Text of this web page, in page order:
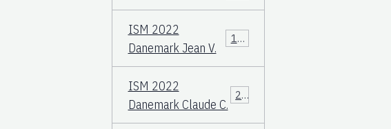
ISM 2022
Danemark Jean V.
106
ISM 2022
Danemark Claude C.
23